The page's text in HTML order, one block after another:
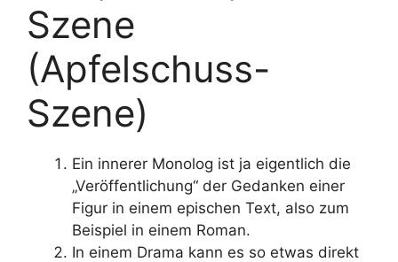
Szene
(Apfelschuss-
Szene)
Ein innerer Monolog ist ja eigentlich die
„Veröffentlichung“ der Gedanken einer
Figur in einem epischen Text, also zum
Beispiel in einem Roman.
In einem Drama kann es so etwas direkt